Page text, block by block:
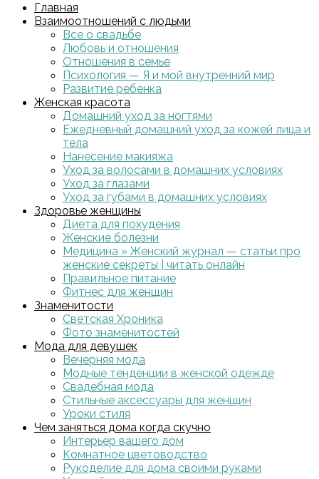
Главная
Взаимоотношений с людьми
Все о свадьбе
Любовь и отношения
Отношения в семье
Психология — Я и мой внутренний мир
Развитие ребенка
Женская красота
Домашний уход за ногтями
Ежедневный домашний уход за кожей лица и
тела
Нанесение макияжа
Уход за волосами в домашних условиях
Уход за глазами
Уход за губами в домашних условиях
Здоровье женщины
Диета для похудения
Женские болезни
Медицина » Женский журнал — статьи про
женские секреты | читать онлайн
Правильное питание
Фитнес для женщин
Знаменитости
Светская Хроника
Фото знаменитостей
Мода для девушек
Вечерняя мода
Модные тенденции в женской одежде
Свадебная мода
Стильные аксессуары для женщин
Уроки стиля
Чем заняться дома когда скучно
Интерьер вашего дом
Комнатное цветоводство
Рукоделие для дома своими руками